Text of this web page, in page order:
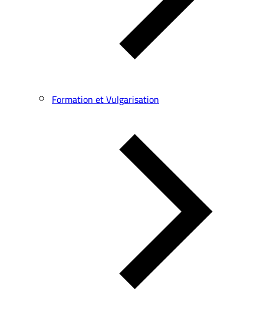
Formation et Vulgarisation